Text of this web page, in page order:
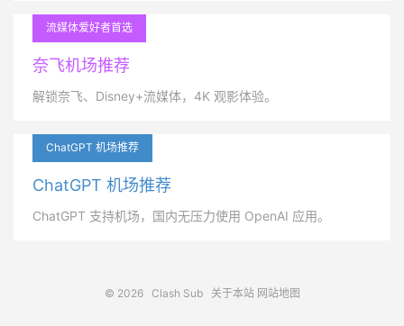
流媒体爱好者首选
奈飞机场推荐
解锁奈飞、Disney+流媒体，4K 观影体验。
ChatGPT 机场推荐
ChatGPT 机场推荐
ChatGPT 支持机场，国内无压力使用 OpenAI 应用。
© 2026 Clash Sub 关于本站 网站地图